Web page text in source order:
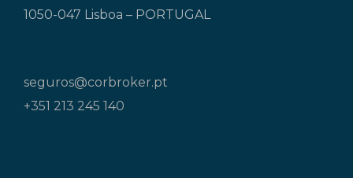
1050-047 Lisboa – PORTUGAL
seguros@corbroker.pt
+351 213 245 140